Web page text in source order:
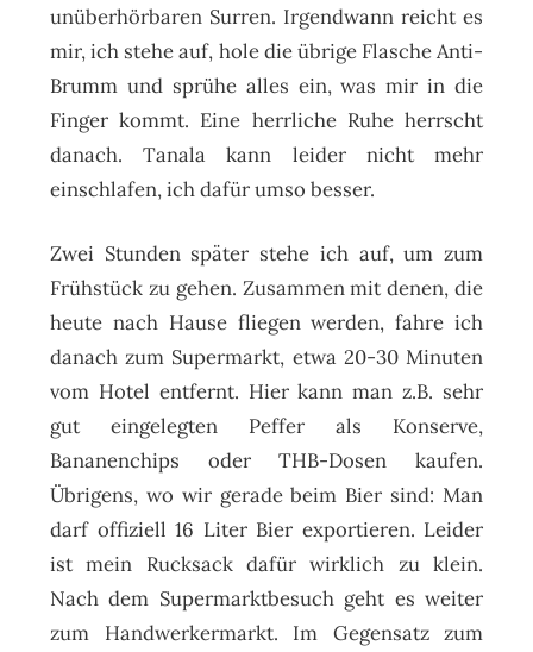
unüberhörbaren Surren. Irgendwann reicht es
mir, ich stehe auf, hole die übrige Flasche Anti-
Brumm und sprühe alles ein, was mir in die
Finger kommt. Eine herrliche Ruhe herrscht
danach.Tanala kann leider nicht mehr
einschlafen, ich dafür umso besser.
Zwei Stunden später stehe ich auf, um zum
Frühstück zu gehen. Zusammen mit denen, die
heute nach Hause fliegen werden, fahre ich
danach zum Supermarkt, etwa 20-30 Minuten
vom Hotel entfernt. Hier kann man z.B. sehr
gut eingelegten Peffer als Konserve,
Bananenchips oder THB-Dosen kaufen.
Übrigens, wo wir gerade beim Bier sind: Man
darf offiziell 16 Liter Bier exportieren. Leider
ist mein Rucksack dafür wirklich zu klein.
Nach dem Supermarktbesuch geht es weiter
zum Handwerkermarkt. Im Gegensatz zum